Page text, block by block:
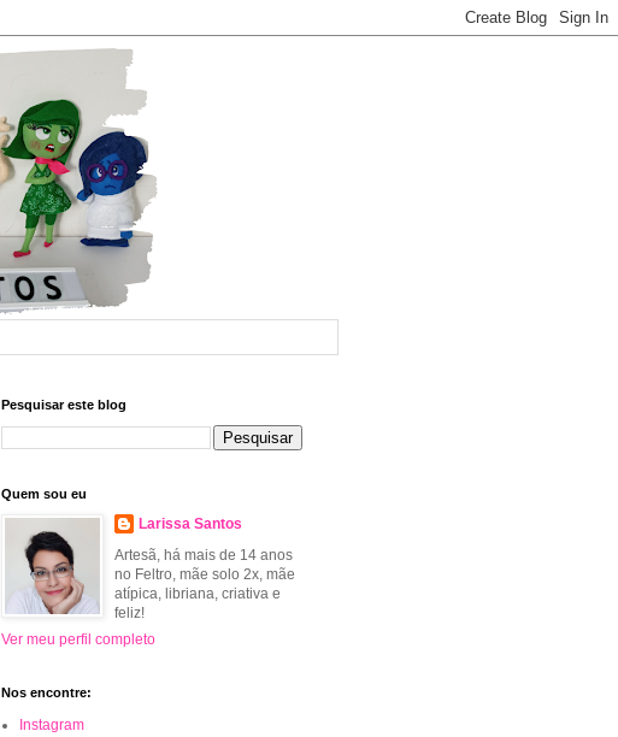
Pesquisar este blog
Quem sou eu
Larissa Santos
Artesã, há mais de 14 anos
no Feltro, mãe solo 2x, mãe
atípica, libriana, criativa e
feliz!
Ver meu perfil completo
Nos encontre:
Instagram